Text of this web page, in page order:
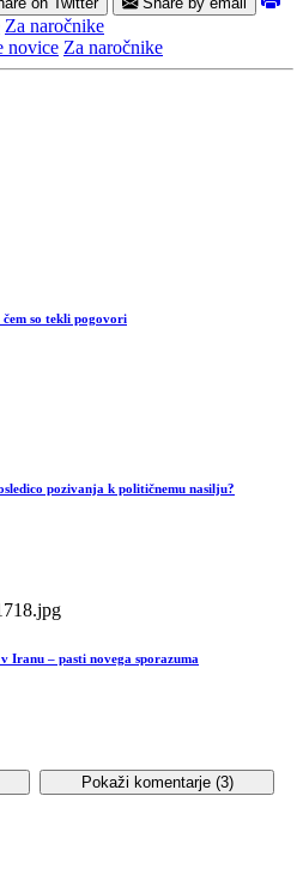
Za naročnike
novice Za naročnike
so tekli pogovori
pozivanja k političnemu nasilju?
Iranu – pasti novega sporazuma
Pokaži komentarje (3)